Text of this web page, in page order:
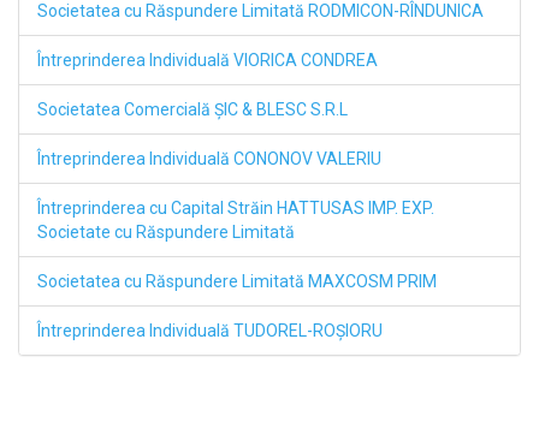
Societatea cu Răspundere Limitată RODMICON-RÎNDUNICA
Întreprinderea Individuală VIORICA CONDREA
Societatea Comercială ŞIC & BLESC S.R.L
Întreprinderea Individuală CONONOV VALERIU
Întreprinderea cu Capital Străin HATTUSAS IMP. EXP.
Societate cu Răspundere Limitată
Societatea cu Răspundere Limitată MAXCOSM PRIM
Întreprinderea Individuală TUDOREL-ROŞIORU